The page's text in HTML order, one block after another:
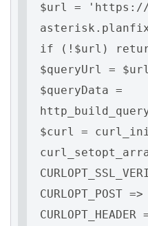
$url = 'https://
if (!$url)
$queryUrl =
$queryData =
$curl =
CURLOPT_POST